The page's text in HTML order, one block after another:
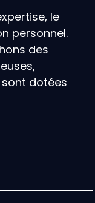
le
personnel.
des
dotées